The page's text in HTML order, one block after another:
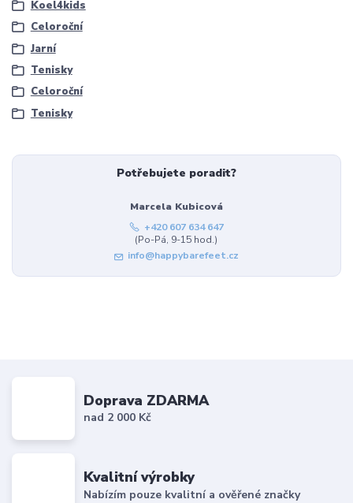
Koel4kids
Celoroční
Jarní
Tenisky
Celoroční
Tenisky
Potřebujete poradit?
Marcela Kubicová
+420 607 634 647
(Po-Pá, 9-15 hod.)
info@happybarefeet.cz
Doprava ZDARMA
nad 2 000 Kč
Kvalitní výrobky
Nabízím pouze kvalitní a ověřené značky